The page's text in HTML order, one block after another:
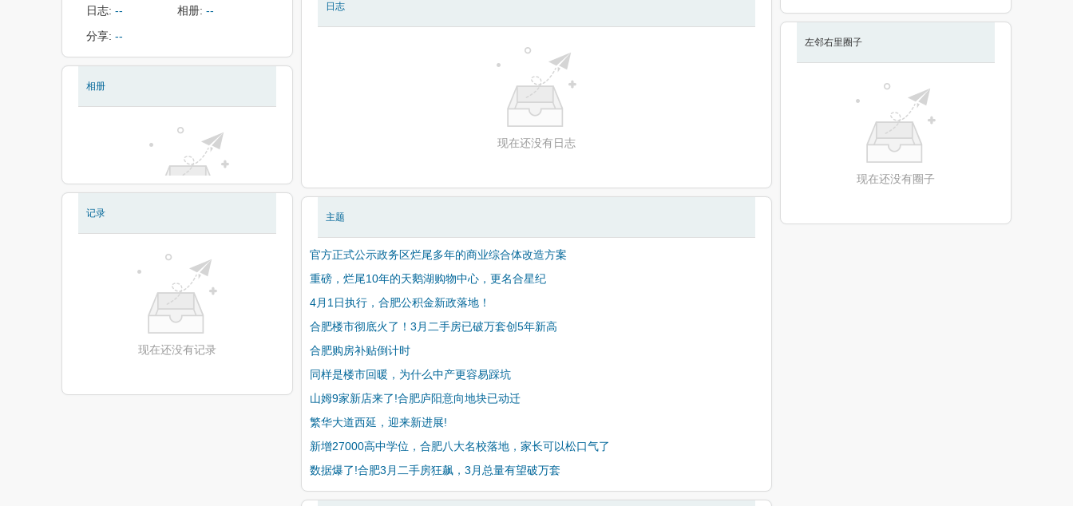
日志: -- 相册: --
分享: --
相册
记录
现在还没有记录
日志
现在还没有日志
主题
官方正式公示政务区烂尾多年的商业综合体改造方案
重磅，烂尾10年的天鹅湖购物中心，更名合星纪
4月1日执行，合肥公积金新政落地！
合肥楼市彻底火了！3月二手房已破万套创5年新高
合肥购房补贴倒计时
同样是楼市回暖，为什么中产更容易踩坑
山姆9家新店来了!合肥庐阳意向地块已动迁
繁华大道西延，迎来新进展!
新增27000高中学位，合肥八大名校落地，家长可以松口气了
数据爆了!合肥3月二手房狂飙，3月总量有望破万套
左邻右里圈子
现在还没有圈子